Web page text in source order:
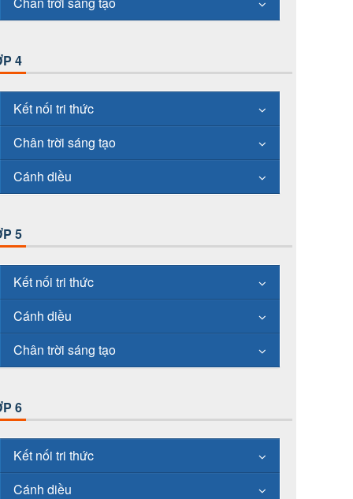
4
Kết nối tri thức
Chân trời sáng tạo
Cánh diều
5
Kết nối tri thức
Cánh diều
Chân trời sáng tạo
6
Kết nối tri thức
Cánh diều